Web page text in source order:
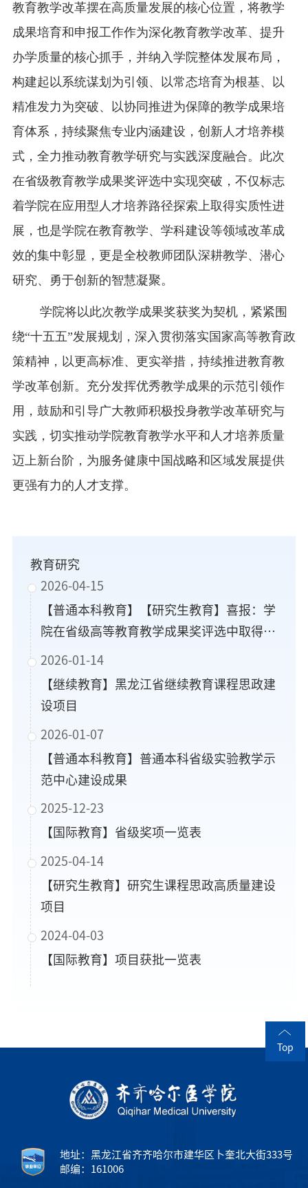
教育教学改革摆在高质量发展的核心位置，将教学
成果培育和申报工作作为深化教育教学改革、提升
办学质量的核心抓手，并纳入学院整体发展布局，
构建起以系统谋划为引领、以常态培育为根基、以
精准发力为突破、以协同推进为保障的教学成果培
育体系，持续聚焦专业内涵建设，创新人才培养模
式，全力推动教育教学研究与实践深度融合。此次
在省级教育教学成果奖评选中实现突破，不仅标志
着学院在应用型人才培养路径探索上取得实质性进
展，也是学院在教育教学、学科建设等领域改革成
效的集中彰显，更是全校教师团队深耕教学、潜心
研究、勇于创新的智慧凝聚。
学院将以此次教学成果奖获奖为契机，紧紧围
绕“十五五”发展规划，深入贯彻落实国家高等教育政
策精神，以更高标准、更实举措，持续推进教育教
学改革创新。充分发挥优秀教学成果的示范引领作
用，鼓励和引导广大教师积极投身教学改革研究与
实践，切实推动学院教育教学水平和人才培养质量
迈上新台阶，为服务健康中国战略和区域发展提供
更强有力的人才支撑。
教育研究
2026-04-15
【普通本科教育】【研究生教育】喜报：学
院在省级高等教育教学成果奖评选中取得历
史性突破
2026-01-14
【继续教育】黑龙江省继续教育课程思政建
设项目
2026-01-07
【普通本科教育】普通本科省级实验教学示
范中心建设成果
2025-12-23
【国际教育】省级奖项一览表
2025-04-14
【研究生教育】研究生课程思政高质量建设
项目
2024-04-03
【国际教育】项目获批一览表
Top
地址：黑龙江省齐齐哈尔市建华区卜奎北大街333号
邮编：161006